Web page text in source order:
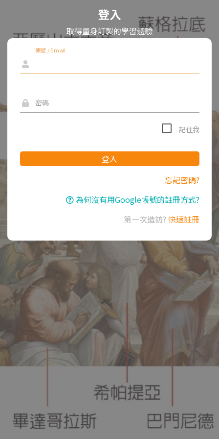
登入
取得量身訂製的學習體驗
帳號 / Email
密碼
記住我
登入
忘記密碼?
為何沒有用Google帳號的註冊方式?
第一次造訪? 快速註冊